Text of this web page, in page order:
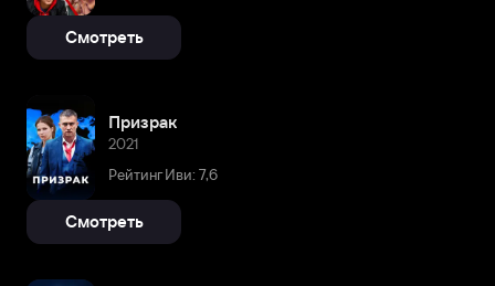
Смотреть
Призрак
2021
Рейтинг Иви: 7,6
Смотреть